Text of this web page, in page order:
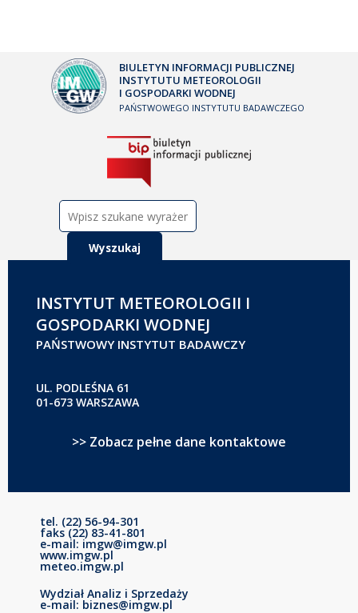
BIULETYN INFORMACJI PUBLICZNEJ
INSTYTUTU METEOROLOGII
I GOSPODARKI WODNEJ
PAŃSTWOWEGO INSTYTUTU BADAWCZEGO
INSTYTUT METEOROLOGII I
GOSPODARKI WODNEJ
PAŃSTWOWY INSTYTUT BADAWCZY
UL. PODLEŚNA 61
01-673 WARSZAWA
>> Zobacz pełne dane kontaktowe
tel. (22) 56-94-301
faks (22) 83-41-801
e-mail: imgw@imgw.pl
www.imgw.pl
meteo.imgw.pl
Wydział Analiz i Sprzedaży
e-mail: biznes@imgw.pl